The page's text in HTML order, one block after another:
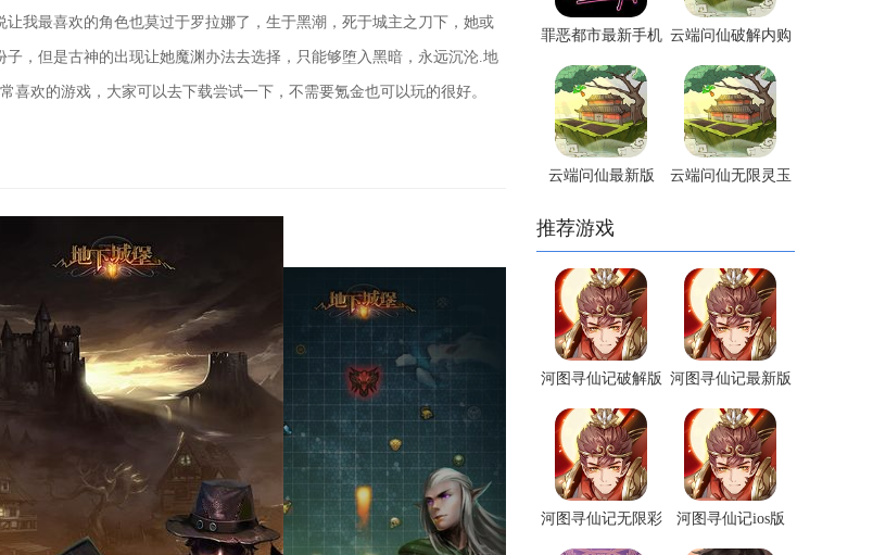
我最喜欢的角色也莫过于罗拉娜了，生于黑潮，死于城主之刀下，她或
，但是古神的出现让她魔渊办法去选择，只能够堕入黑暗，永远沉沦.地
喜欢的游戏，大家可以去下载尝试一下，不需要氪金也可以玩的很好。
罪恶都市最新手机
版
云端问仙破解内购
版
云端问仙最新版
云端问仙无限灵玉
推荐游戏
河图寻仙记破解版 河图寻仙记最新版
河图寻仙记无限彩
石版
河图寻仙记ios版